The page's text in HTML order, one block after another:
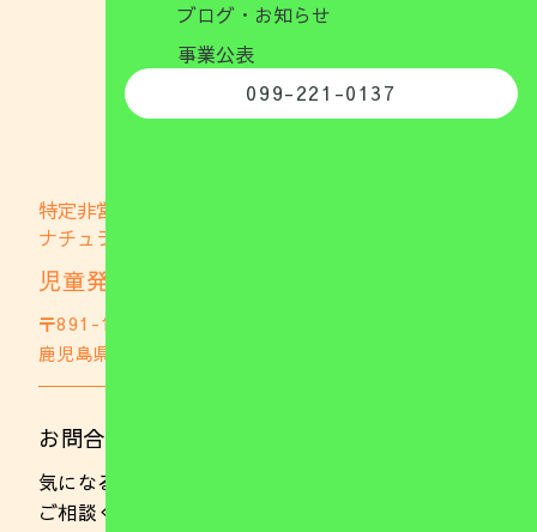
ブログ・お知らせ
事業公表
099-221-0137
特定非営利活動法人
ナチュラブファミリー
児童発達支援事業所 ナチュファミ
〒891-1105
鹿児島県鹿児島市郡山町703
お問合わせはこちら
気になることやご不明な点がありましたらお気軽に
ご相談ください。 また、随時ご見学を行っており